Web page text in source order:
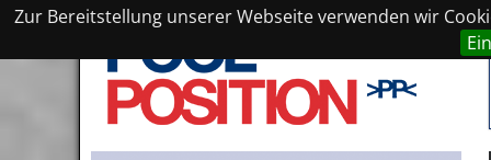
Zur Bereitstellung unserer Webseite verwenden wir